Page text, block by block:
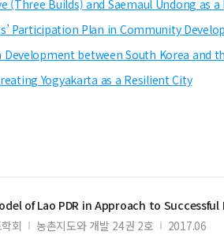
(Three Builds) and Saemaul Undong as
Participation Plan in Community
between South Korea and
Yogyakarta as a Resilient City
of Lao PDR in Approach to
회 농촌지도와 개발 24권 2호 2017.06